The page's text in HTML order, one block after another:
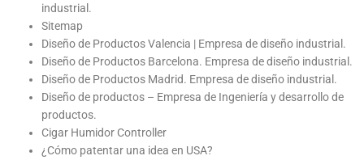
industrial.
Sitemap
Diseño de Productos Valencia | Empresa de diseño industrial.
Diseño de Productos Barcelona. Empresa de diseño industrial.
Diseño de Productos Madrid. Empresa de diseño industrial.
Diseño de productos – Empresa de Ingeniería y desarrollo de
productos.
Cigar Humidor Controller
¿Cómo patentar una idea en USA?